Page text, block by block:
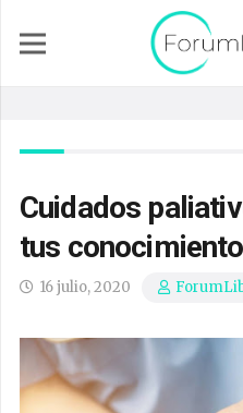
Cuidados
tus
16 julio, 2020